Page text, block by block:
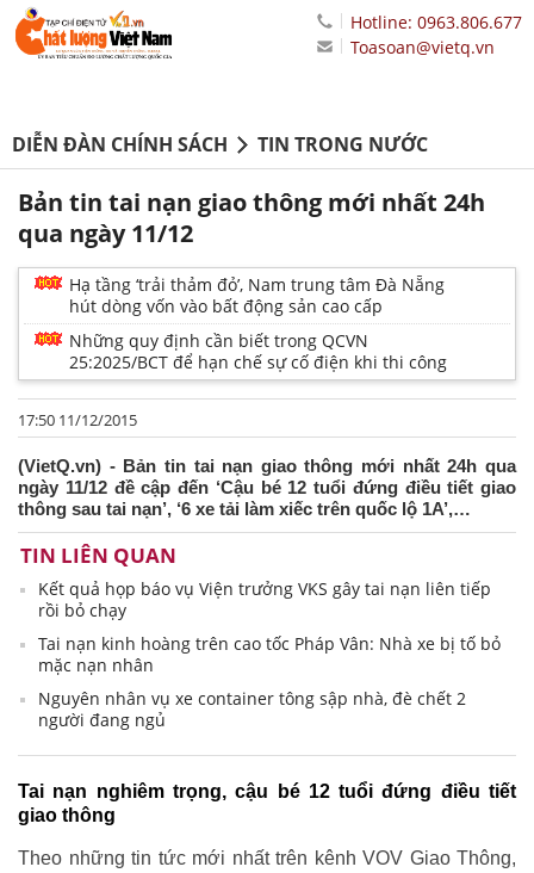
Hotline: 0963.806.677
Toasoan@vietq.vn
DIỄN ĐÀN CHÍNH SÁCH TIN TRONG NƯỚC
Bản tin tai nạn giao thông mới nhất 24h
qua ngày 11/12
Hạ tầng ‘trải thảm đỏ’, Nam trung tâm Đà Nẵng
hút dòng vốn vào bất động sản cao cấp
Những quy định cần biết trong QCVN
25:2025/BCT để hạn chế sự cố điện khi thi công
17:50 11/12/2015
(VietQ.vn) - Bản tin tai nạn giao thông mới nhất 24h qua
ngày 11/12 đề cập đến ‘Cậu bé 12 tuổi đứng điều tiết giao
thông sau tai nạn’, ‘6 xe tải làm xiếc trên quốc lộ 1A’,…
TIN LIÊN QUAN
Kết quả họp báo vụ Viện trưởng VKS gây tai nạn liên tiếp
rồi bỏ chạy
Tai nạn kinh hoàng trên cao tốc Pháp Vân: Nhà xe bị tố bỏ
mặc nạn nhân
Nguyên nhân vụ xe container tông sập nhà, đè chết 2
người đang ngủ
Tai nạn nghiêm trọng, cậu bé 12 tuổi đứng điều tiết
giao thông
Theo những tin tức mới nhất trên kênh VOV Giao Thông,